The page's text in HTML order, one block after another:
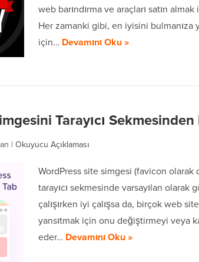
web barındırma ve araçları satın
Her zamanki gibi, en iyisini bulmanıza
için… Devamını Oku »
Tarayıcı
| Okuyucu Açıklaması
WordPress site simgesi (favicon
tarayıcı sekmesinde varsayılan
çalışırken iyi çalışsa da, birçok web
yansıtmak için onu değiştirmeyi veya
eder… Devamını Oku »